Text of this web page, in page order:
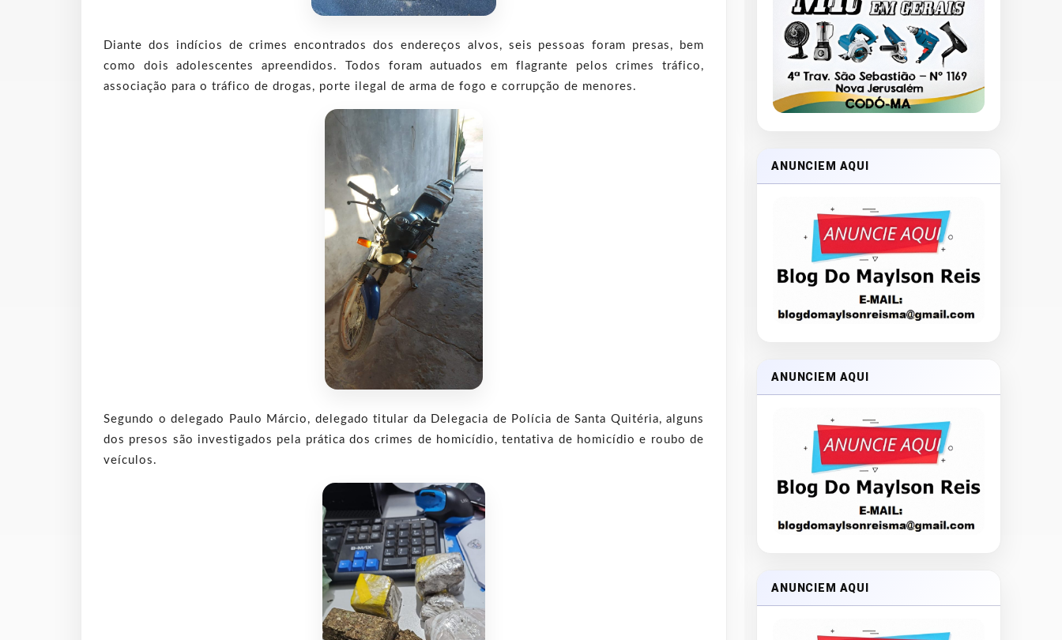
Diante dos indícios de crimes encontrados dos endereços alvos, seis pessoas foram presas, bem
como dois adolescentes apreendidos. Todos foram autuados em flagrante pelos crimes tráfico,
associação para o tráfico de drogas, porte ilegal de arma de fogo e corrupção de menores.
Segundo o delegado Paulo Márcio, delegado titular da Delegacia de Polícia de Santa Quitéria, alguns
dos presos são investigados pela prática dos crimes de homicídio, tentativa de homicídio e roubo de
veículos.
ANUNCIEM AQUI
ANUNCIEM AQUI
ANUNCIEM AQUI